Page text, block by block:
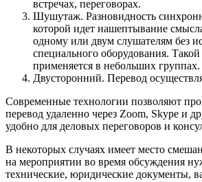
встречах, переговорах.
Шушутаж. Разновидность
которой идет нашептывание
одному или двум слушателям без
специального оборудования. Такой
применяется в небольших группах.
Двусторонний. Перевод
Современные технологии позволяют
перевод удаленно через Zoom, Skype и
удобно для деловых переговоров и
В некоторых случаях имеет место
на мероприятии во время обсуждения
технические, юридические документы,